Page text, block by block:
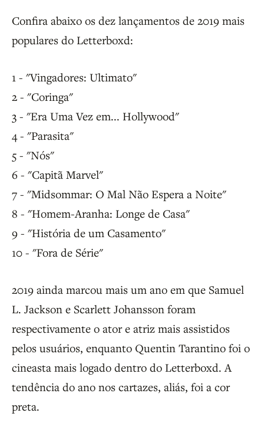
Confira abaixo os dez lançamentos de 2019 mais
populares do Letterboxd:
1 - "Vingadores: Ultimato"
2 - "Coringa"
3 - "Era Uma Vez em... Hollywood"
4 - "Parasita"
5 - "Nós"
6 - "Capitã Marvel"
7 - "Midsommar: O Mal Não Espera a Noite"
8 - "Homem-Aranha: Longe de Casa"
9 - "História de um Casamento"
10 - "Fora de Série"
2019 ainda marcou mais um ano em que Samuel
L. Jackson e Scarlett Johansson foram
respectivamente o ator e atriz mais assistidos
pelos usuários, enquanto Quentin Tarantino foi o
cineasta mais logado dentro do Letterboxd. A
tendência do ano nos cartazes, aliás, foi a cor
preta.